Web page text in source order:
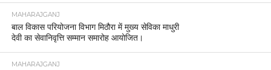
MAHARAJGANJ
बाल विकास परियोजना विभाग मिठौरा में मुख्य सेविका माधुरी
देवी का सेवानिवृत्ति सम्मान समारोह आयोजित।
MAHARAJGANJ